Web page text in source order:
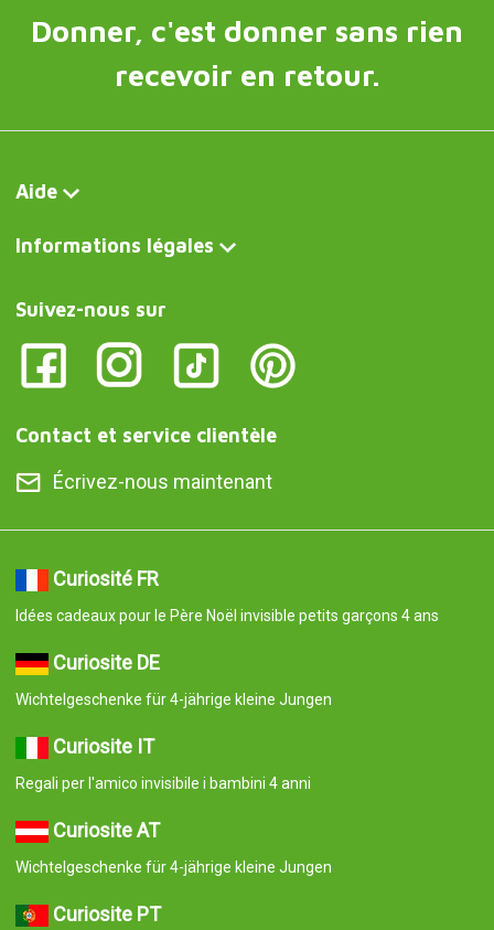
Donner, c'est donner sans rien
recevoir en retour.
Aide
Informations légales
Suivez-nous sur
Contact et service clientèle
Écrivez-nous maintenant
Curiosité FR
Idées cadeaux pour le Père Noël invisible petits garçons 4 ans
Curiosite DE
Wichtelgeschenke für 4-jährige kleine Jungen
Curiosite IT
Regali per l'amico invisibile i bambini 4 anni
Curiosite AT
Wichtelgeschenke für 4-jährige kleine Jungen
Curiosite PT